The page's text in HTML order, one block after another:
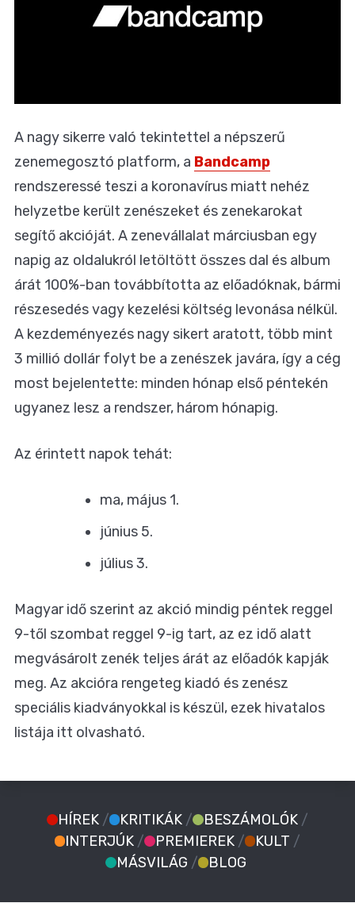
A nagy sikerre való tekintettel a népszerű
zenemegosztó platform, a Bandcamp
rendszeressé teszi a koronavírus miatt nehéz
helyzetbe került zenészeket és zenekarokat
segítő akcióját. A zenevállalat márciusban egy
napig az oldalukról letöltött összes dal és album
árát 100%-ban továbbította az előadóknak, bármi
részesedés vagy kezelési költség levonása nélkül.
A kezdeményezés nagy sikert aratott, több mint
3 millió dollár folyt be a zenészek javára, így a cég
most bejelentette: minden hónap első péntekén
ugyanez lesz a rendszer, három hónapig.
Az érintett napok tehát:
ma, május 1.
június 5.
július 3.
Magyar idő szerint az akció mindig péntek reggel
9-től szombat reggel 9-ig tart, az ez idő alatt
megvásárolt zenék teljes árát az előadók kapják
meg. Az akcióra rengeteg kiadó és zenész
speciális kiadványokkal is készül, ezek hivatalos
listája itt olvasható.
HÍREK / KRITIKÁK / BESZÁMOLÓK /
INTERJÚK / PREMIEREK / KULT /
MÁSVILÁG / BLOG